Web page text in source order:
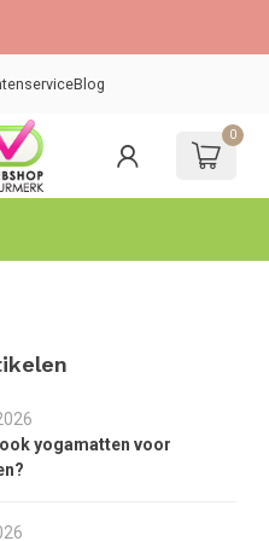
Blog
0
yogamatten voor